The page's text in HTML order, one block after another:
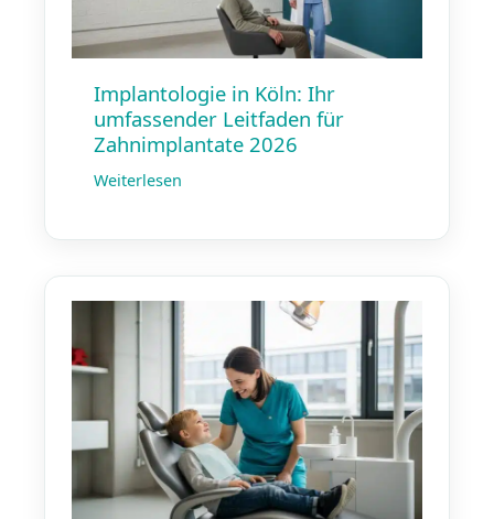
Implantologie in Köln: Ihr
umfassender Leitfaden für
Zahnimplantate 2026
Weiterlesen